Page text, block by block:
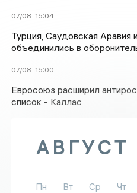
07/08 15:04
Турция, Саудовская Аравия
объединились в
07/08 15:00
Евросоюз расширил
список - Каллас
АВГУСТ
Пн Вт Ср Чт